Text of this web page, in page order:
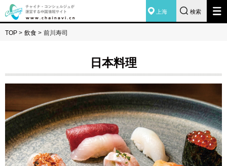
上海 検索
TOP > 飲食 > 前川寿司
日本料理